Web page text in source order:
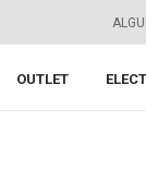
OUTLET